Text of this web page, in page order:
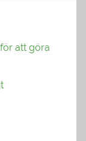
att göra